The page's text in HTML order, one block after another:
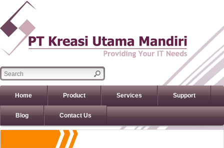
Home Product Services Support
Blog Contact Us